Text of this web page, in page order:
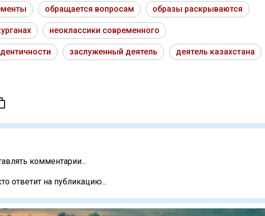
обращается вопросам образы раскрываются
неоклассики современного
заслуженный деятель деятель казахстана
комментарии...
ответит на публикацию...